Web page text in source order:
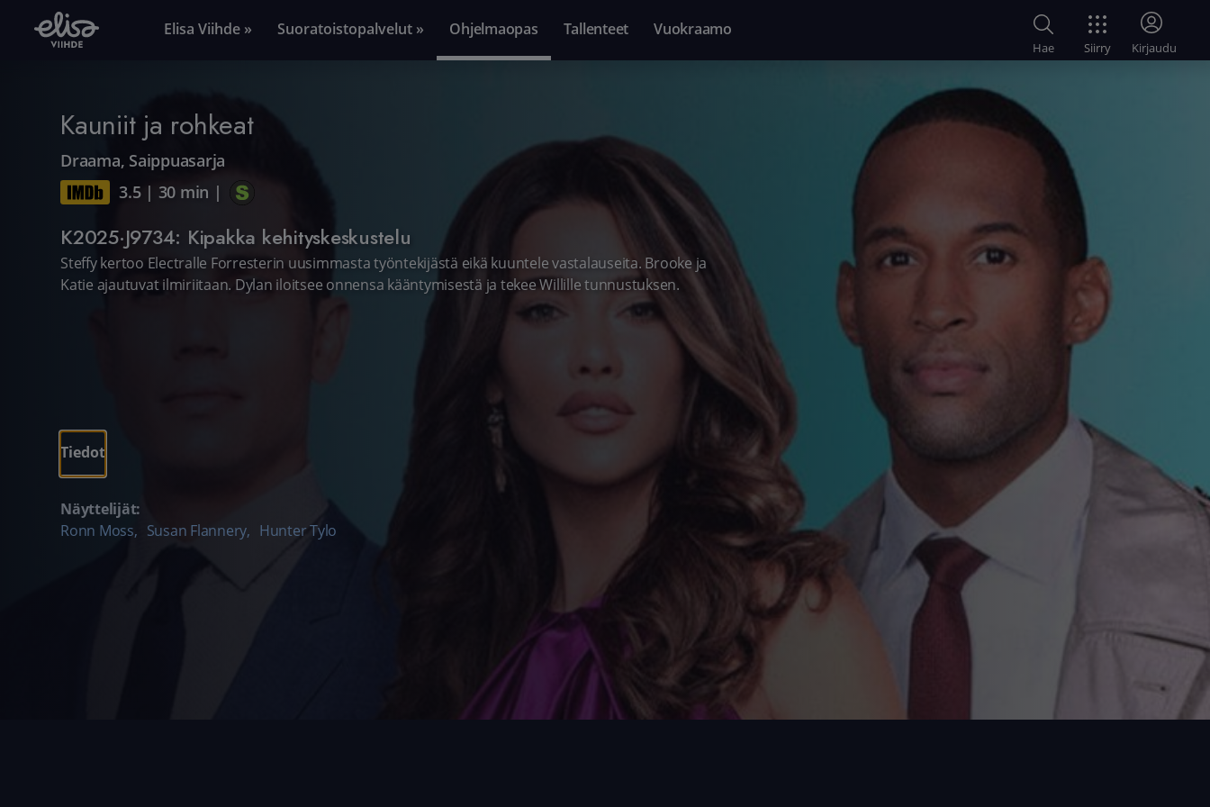
Elisa Viihde » Suoratoistopalvelut » Ohjelmaopas Tallenteet Vuokraamo
Hae Siirry Kirjaudu
Kauniit ja rohkeat
Draama, Saippuasarja
3.5| 30 min |
K2025·J9734: Kipakka kehityskeskustelu
Steffy kertoo Electralle Forresterin uusimmasta työntekijästä eikä kuuntele vastalauseita. Brooke ja
Katie ajautuvat ilmiriitaan. Dylan iloitsee onnensa kääntymisestä ja tekee Willille tunnustuksen.
Tiedot
Näyttelijät:
Ronn Moss, Susan Flannery, Hunter Tylo